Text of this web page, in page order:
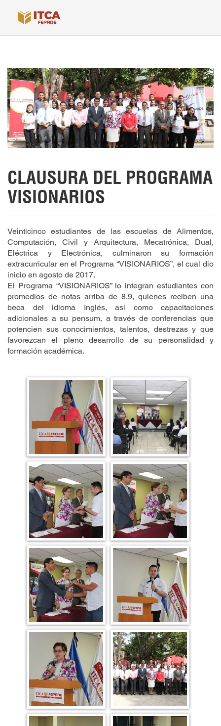
CLAUSURA DEL PROGRAMA
VISIONARIOS
Veinticinco estudiantes de las escuelas de Alimentos,
Computación, Civil y Arquitectura, Mecatrónica, Dual,
Eléctrica y Electrónica, culminaron su formación
extracurricular en el Programa “VISIONARIOS”, el cual dio
inicio en agosto de 2017.
El Programa “VISIONARIOS” lo integran estudiantes con
promedios de notas arriba de 8.9, quienes reciben una
beca del idioma Inglés, así como capacitaciones
adicionales a su pensum, a través de conferencias que
potencien sus conocimientos, talentos, destrezas y que
favorezcan el pleno desarrollo de su personalidad y
formación académica.